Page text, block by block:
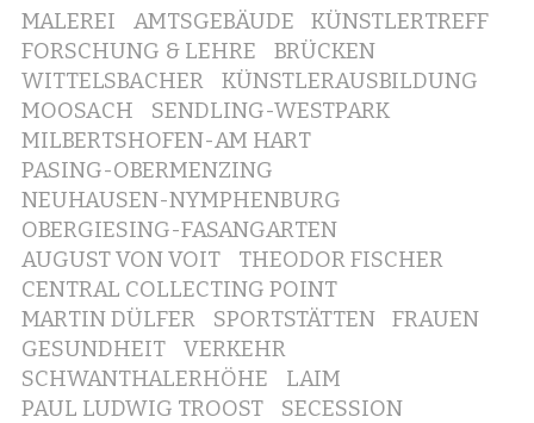
MALEREI
AMTSGEBÄUDE
KÜNSTLERTREFF
FORSCHUNG & LEHRE
BRÜCKEN
WITTELSBACHER
KÜNSTLERAUSBILDUNG
MOOSACH
SENDLING-WESTPARK
MILBERTSHOFEN-AM HART
PASING-OBERMENZING
NEUHAUSEN-NYMPHENBURG
OBERGIESING-FASANGARTEN
AUGUST VON VOIT
THEODOR FISCHER
CENTRAL COLLECTING POINT
MARTIN DÜLFER
SPORTSTÄTTEN
FRAUEN
GESUNDHEIT
VERKEHR
SCHWANTHALERHÖHE
LAIM
PAUL LUDWIG TROOST
SECESSION